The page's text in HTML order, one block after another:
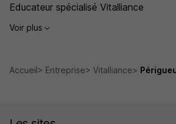
Educateur spécialisé Vitalliance
Voir plus
Accueil Entreprise Vitalliance